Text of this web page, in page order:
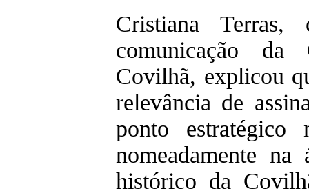
Cristiana
comunicação da
Covilhã, explicou
relevância de
ponto
nomeadamente
histórico da